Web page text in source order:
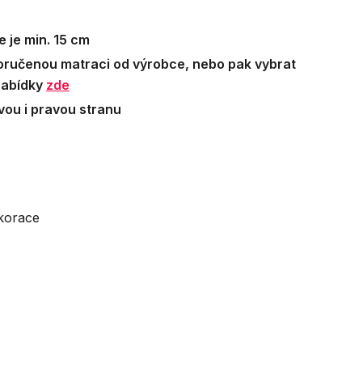
je min. 15 cm
matraci od výrobce, nebo pak vybrat
zde
i pravou stranu